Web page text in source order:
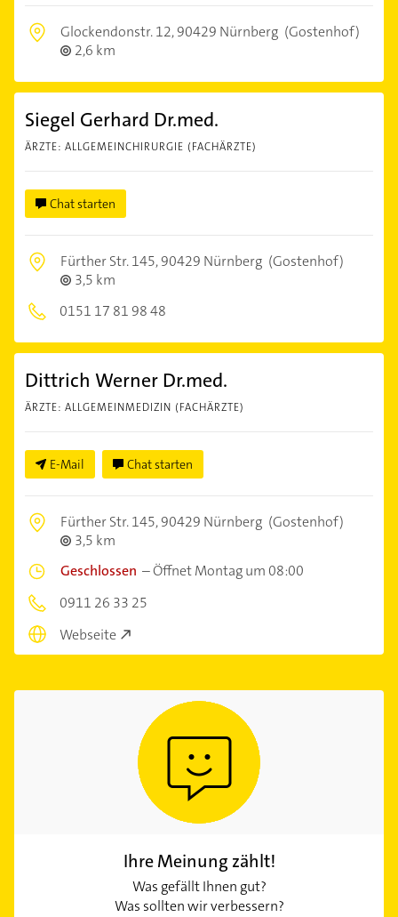
Glockendonstr. 12,90429 Nürnberg (Gostenhof)
2,6 km
Siegel Gerhard Dr.med.
ÄRZTE: ALLGEMEINCHIRURGIE (FACHÄRZTE)
Chat starten
Fürther Str. 145,90429 Nürnberg (Gostenhof)
3,5 km
0151 17 81 98 48
Dittrich Werner Dr.med.
ÄRZTE: ALLGEMEINMEDIZIN (FACHÄRZTE)
E-Mail Chat starten
Fürther Str. 145,90429 Nürnberg (Gostenhof)
3,5 km
Geschlossen –Öffnet Montag um 08:00
0911 26 33 25
Webseite
Ihre Meinung zählt!
Was gefällt Ihnen gut?
Was sollten wir verbessern?